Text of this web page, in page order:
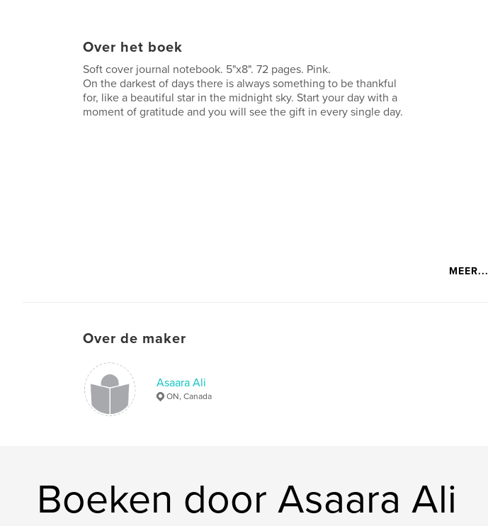
Over het boek
Soft cover journal notebook. 5"x8". 72 pages. Pink.
On the darkest of days there is always something to be thankful
for, like a beautiful star in the midnight sky. Start your day with a
moment of gratitude and you will see the gift in every single day.
MEER...
Over de maker
Asaara Ali
ON, Canada
Boeken door Asaara Ali